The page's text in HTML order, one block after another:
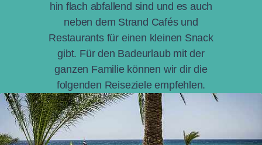
hin flach abfallend sind und es auch
neben dem Strand Cafés und
Restaurants für einen kleinen Snack
gibt. Für den Badeurlaub mit der
ganzen Familie können wir dir die
folgenden Reiseziele empfehlen.